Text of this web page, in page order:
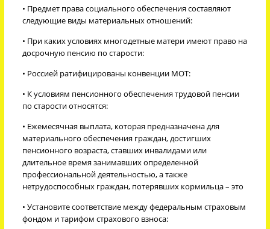
• Предмет права социального обеспечения составляют
следующие виды материальных отношений:
• При каких условиях многодетные матери имеют право на
досрочную пенсию по старости:
• Россией ратифицированы конвенции МОТ:
• К условиям пенсионного обеспечения трудовой пенсии
по старости относятся:
• Ежемесячная выплата, которая предназначена для
материального обеспечения граждан, достигших
пенсионного возраста, ставших инвалидами или
длительное время занимавших определенной
профессиональной деятельностью, а также
нетрудоспособных граждан, потерявших кормильца – это
• Установите соответствие между федеральным страховым
фондом и тарифом страхового взноса: